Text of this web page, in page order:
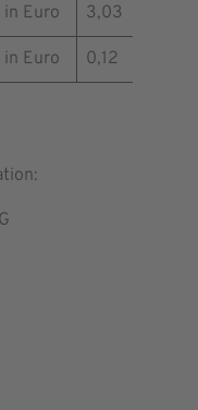
in Euro 3,03
in Euro 0,12